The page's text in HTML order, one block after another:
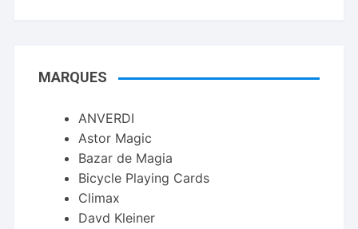
MARQUES
ANVERDI
Astor Magic
Bazar de Magia
Bicycle Playing Cards
Climax
Davd Kleiner